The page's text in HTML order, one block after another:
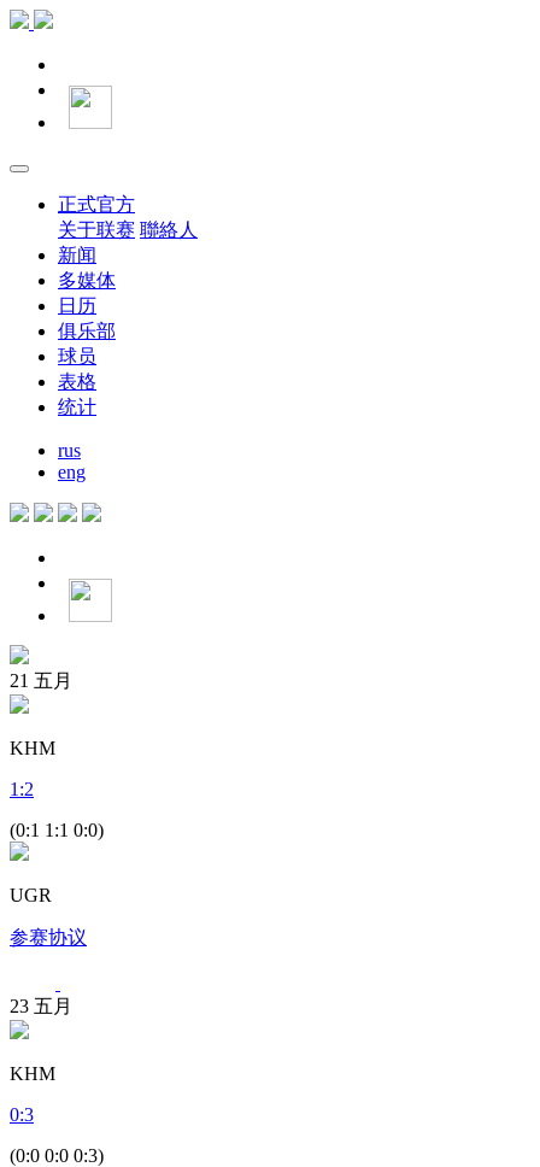
正式官方
关于联赛 聯絡人
新闻
多媒体
日历
俱乐部
球员
表格
统计
rus
eng
21 五月
KHM
1 :2
(0:1 1:1 0:0)
UGR
参赛协议
23 五月
KHM
0:3
(0:0 0:0 0:3)